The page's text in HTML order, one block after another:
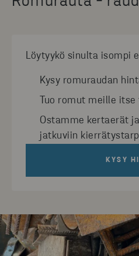
Löytyykö sinulta isompi
Kysy romuraudan
Tuo romut meille
Ostamme kertaerät
jatkuviin
KYSY